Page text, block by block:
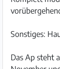
Sonstiges:
Das Ap steht